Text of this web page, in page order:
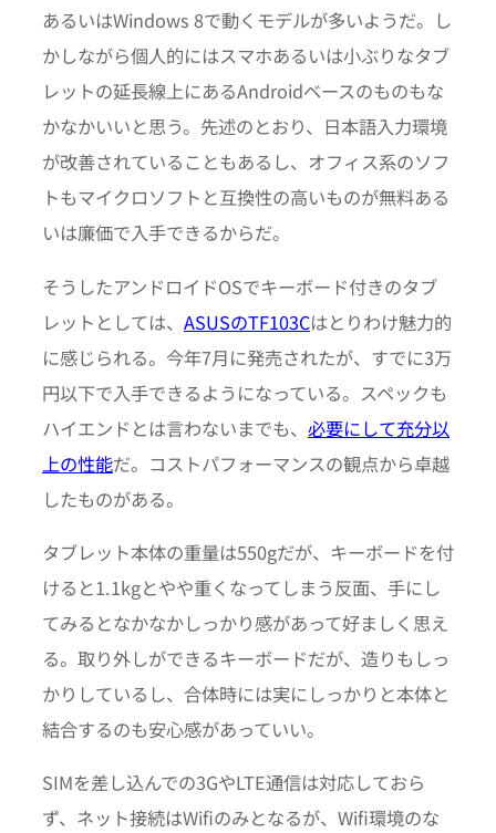
あるいはWindows 8で動くモデルが多いようだ。し
かしながら個人的にはスマホあるいは小ぶりなタブ
レットの延長線上にあるAndroidベースのものもな
かなかいいと思う。先述のとおり、日本語入力環境
が改善されていることもあるし、オフィス系のソフ
トもマイクロソフトと互換性の高いものが無料ある
いは廉価で入手できるからだ。
そうしたアンドロイドOSでキーボード付きのタブ
レットとしては、 ASUSのTF103Cはとりわけ魅力的
に感じられる。今年7月に発売されたが、すでに3万
円以下で入手できるようになっている。スペックも
ハイエンドとは言わないまでも、 必要にして充分以
上の性能だ。コストパフォーマンスの観点から卓越
したものがある。
タブレット本体の重量は550gだが、キーボードを付
けると1.1kgとやや重くなってしまう反面、手にし
てみるとなかなかしっかり感があって好ましく思え
る。取り外しができるキーボードだが、造りもしっ
かりしているし、合体時には実にしっかりと本体と
結合するのも安心感があっていい。
SIMを差し込んでの3GやLTE通信は対応しておら
ず、ネット接続はWifiのみとなるが、Wifi環境のな